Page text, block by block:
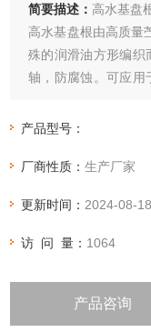
简要描述： 高水基盘
高水基盘根由高质量
殊的润滑油方形编织
轴，防腐蚀。可应用
产品型号：
厂商性质：生产厂家
更新时间： 2024-08-18
访 问 量： 1064
产品咨询